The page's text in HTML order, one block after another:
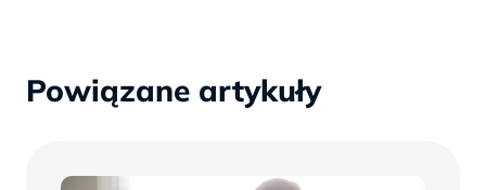
Powiązane artykuły